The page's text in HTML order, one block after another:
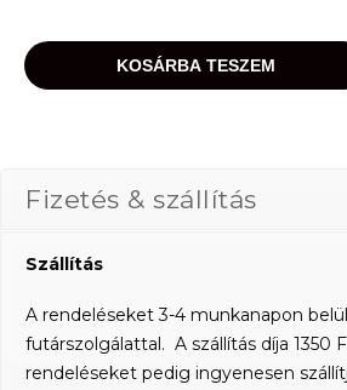
KOSÁRBA TESZEM
Fizetés & szállítás
Szállítás
A rendeléseket 3-4 munkanapon
futárszolgálattal. A szállítás díja 1350
rendeléseket pedig ingyenesen